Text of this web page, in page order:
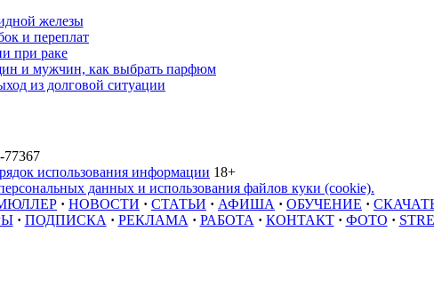
железы
и переплат
при раке
и мужчин, как выбрать парфюм
из долговой ситуации
использования информации 18+
данных и использования файлов куки (cookie).
· НОВОСТИ · СТАТЬИ · АФИША · ОБУЧЕНИЕ ·
· ПОДПИСКА · РЕКЛАМА · РАБОТА · КОНТАКТ · ФОТО ·